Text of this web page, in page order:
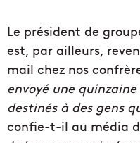
Le président de
est, par ailleurs,
mail chez nos
envoyé une
destinés à des gens
confie-t-il au média